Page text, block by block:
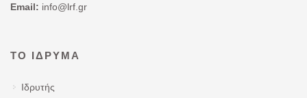
Email: info@lrf.gr
ΤΟ ΊΔΡΥΜΑ
Ιδρυτής